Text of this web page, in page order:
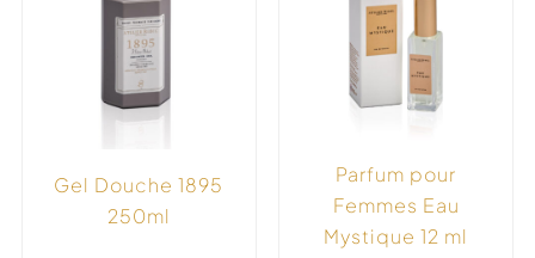
Gel Douche 1895
250ml
Parfum pour
Femmes Eau
Mystique 12 ml